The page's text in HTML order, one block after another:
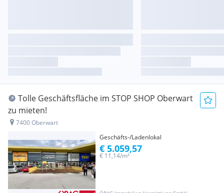
Tolle Geschäftsfläche im STOP SHOP Oberwart
zu mieten!
7400 Oberwart
Geschäfts-/Ladenlokal
€ 11,14/m²
€ 5.059,57